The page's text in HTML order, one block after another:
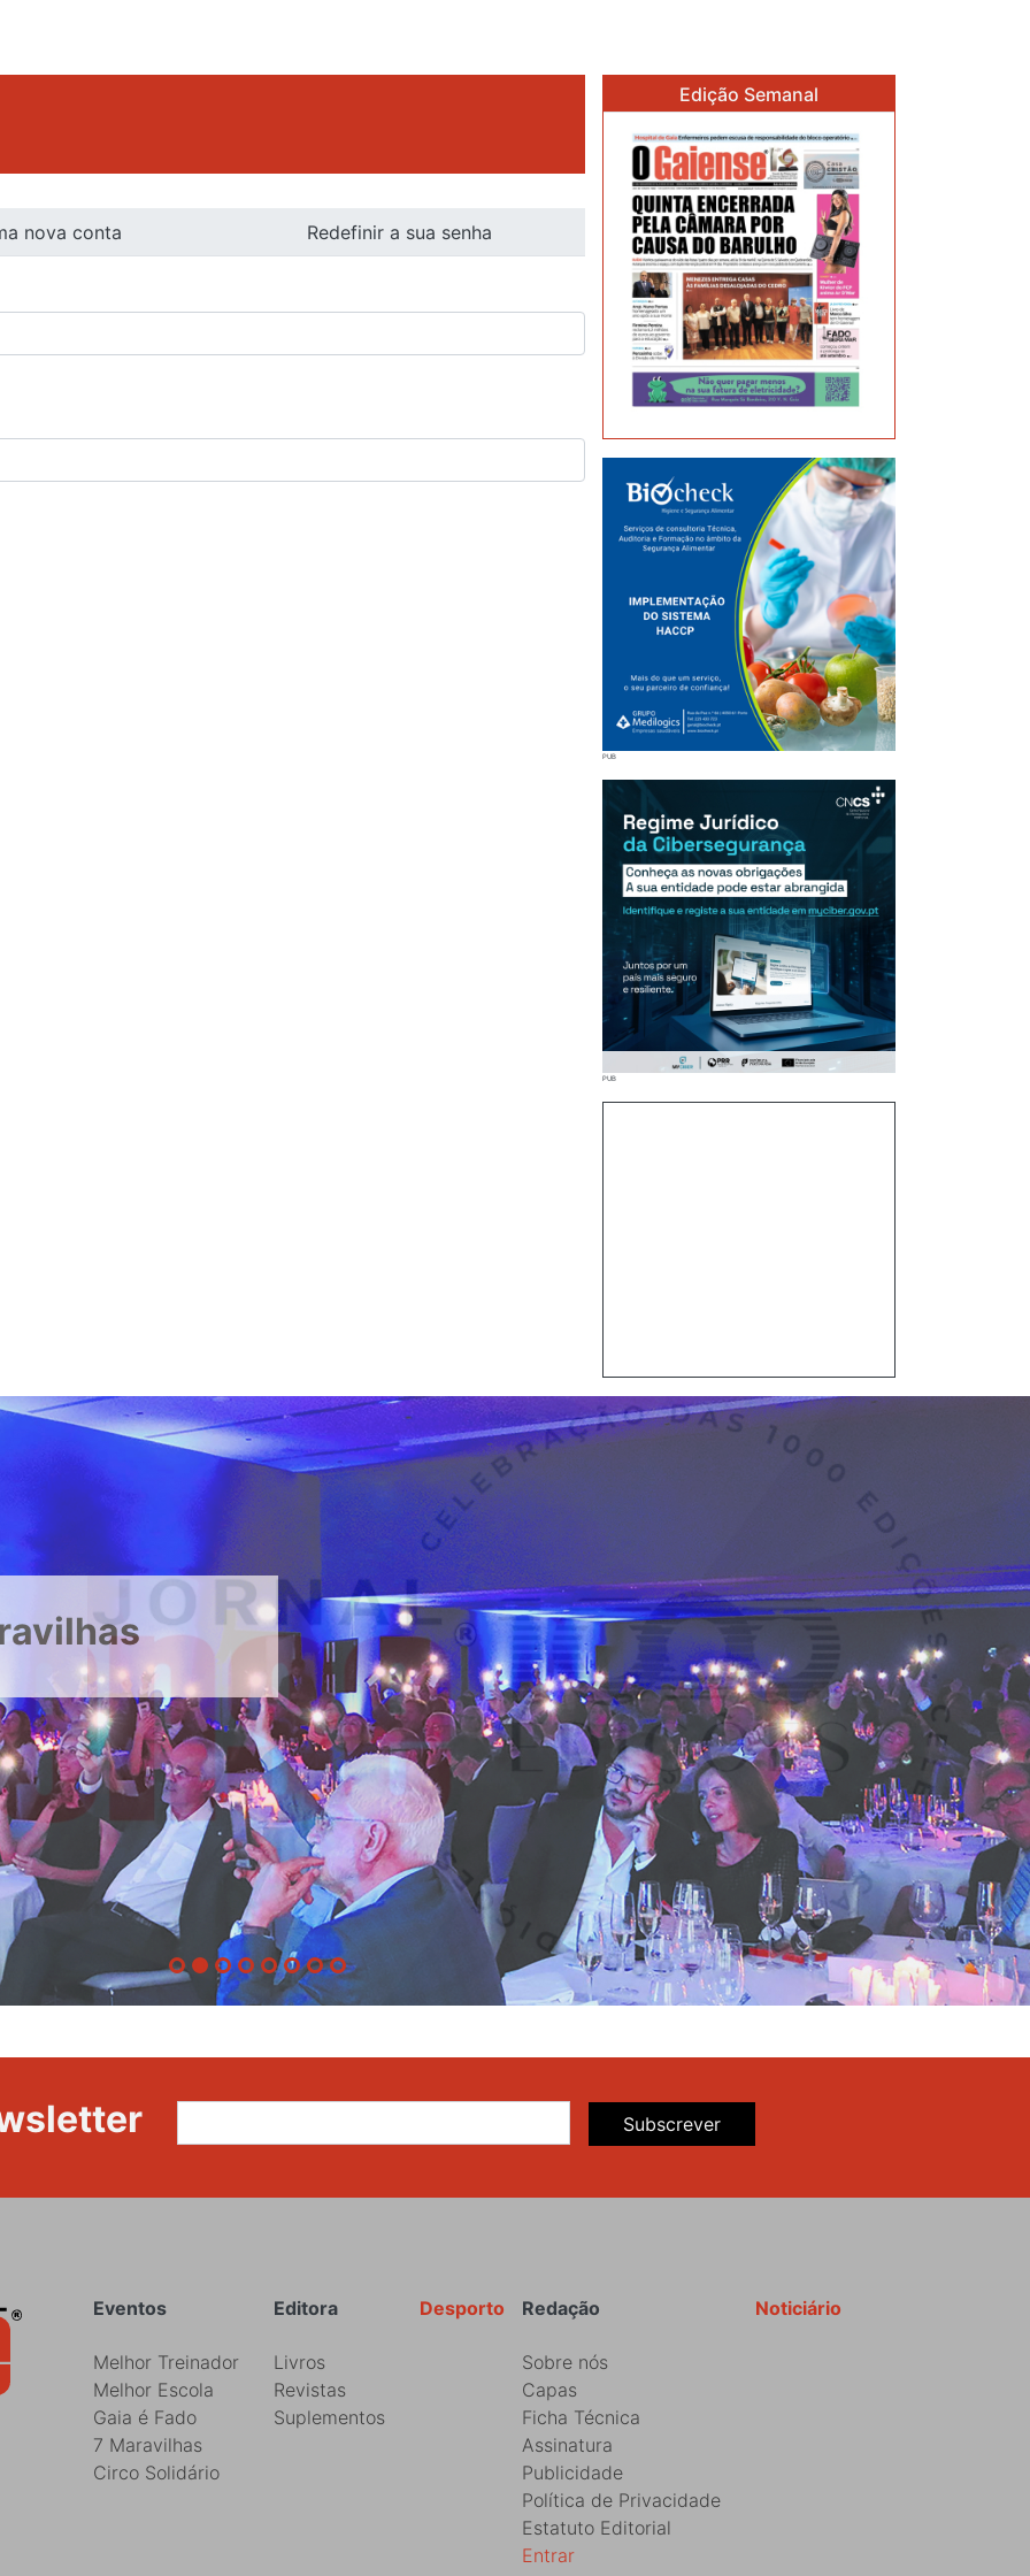
nova conta Redefinir a sua senha
Edição Semanal
Subscrever
Rodapé Noticiário
Redação
Sobre nós
Capas
Ficha Técnica
Assinatura
Publicidade
Política de Privacidade
Estatuto Editorial
Entrar
Desporto
Editora
Livros
Revistas
Suplementos
Eventos
Melhor Treinador
Melhor Escola
Gaia é Fado
7 Maravilhas
Circo Solidário